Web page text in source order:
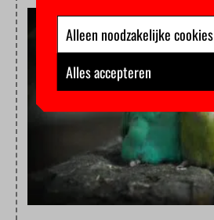
Alleen noodzakelijke cookies
Alles accepteren